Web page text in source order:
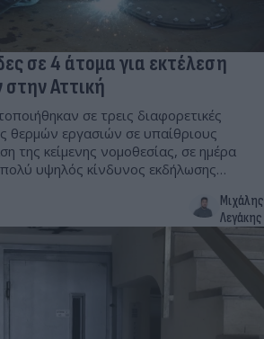
σε 4 άτομα για εκτέλεση
Αττική
σε τρεις διαφορετικές
θερμών εργασιών σε υπαίθριους
της κείμενης νομοθεσίας, σε ημέρα
υψηλός κίνδυνος εκδήλωσης
Μιχάλης
Λεγάκης